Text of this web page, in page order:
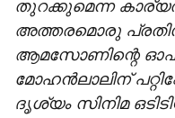
തുറക്കുമെന്ന
അത്തരമൊരു
ആമസോണിന്റെ
മോഹൻലാലിന്
ദൃശ്യം സിനിമ